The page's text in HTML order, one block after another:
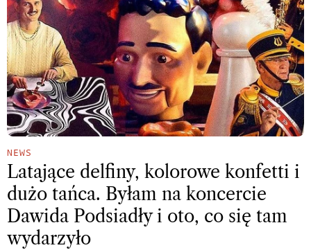
NEWS
Latające delfiny, kolorowe konfetti i
dużo tańca. Byłam na koncercie
Dawida Podsiadły i oto, co się tam
wydarzyło